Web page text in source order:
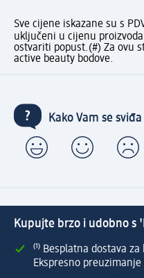
Sve cijene iskazane su s
uključeni u cijenu
ostvariti popust.(#) Za ovu
active beauty bodove.
Kako Vam se
Kupujte brzo i udobno s
⁽¹⁾ Besplatna dostava
Ekspresno